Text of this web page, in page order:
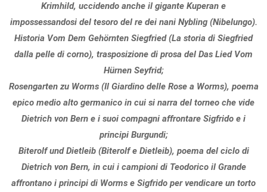
Krimhild, uccidendo anche il gigante Kuperan e
impossessandosi del tesoro del re dei nani Nybling (Nibelungo).
Historia Vom Dem Gehörnten Siegfried (La storia di Siegfried
dalla pelle di corno), trasposizione di prosa del Das Lied Vom
Hürnen Seyfrid;
Rosengarten zu Worms (Il Giardino delle Rose a Worms), poema
epico medio alto germanico in cui si narra del torneo che vide
Dietrich von Bern e i suoi compagni affrontare Sigfrido e i
principi Burgundi;
Biterolf und Dietleib (Biterolf e Dietleib), poema del ciclo di
Dietrich von Bern, in cui i campioni di Teodorico il Grande
affrontano i principi di Worms e Sigfrido per vendicare un torto